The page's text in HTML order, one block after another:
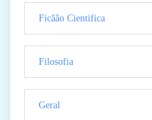
Ficãão Cientifica
Filosofia
Geral